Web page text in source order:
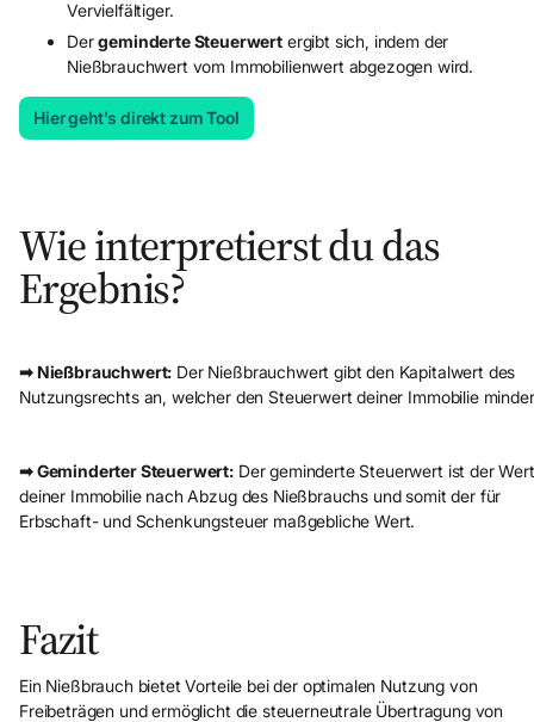
Vervielfältiger.
Dergeminderte Steuerwert ergibt sich, indem der
Nießbrauchwert vom Immobilienwert abgezogen wird.
Hier geht's direkt zum Tool
Mandant werden
Wie interpretierst du das
Ergebnis?
➡ Nießbrauchwert: Der Nießbrauchwert gibt den Kapitalwert des
Nutzungsrechts an, welcher den Steuerwert deiner Immobilie
➡ Geminderter Steuerwert: Der geminderte Steuerwert ist der Wert
deiner Immobilie nach Abzug des Nießbrauchs und somit der für
Erbschaft- und Schenkungsteuer maßgebliche Wert.
Fazit
Ein Nießbrauch bietet Vorteile bei der optimalen Nutzung von
Freibeträgen und ermöglicht die steuerneutrale Übertragung von